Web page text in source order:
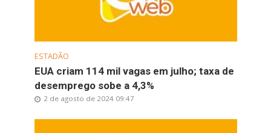
ESTADÃO
EUA criam 114 mil vagas em julho; taxa de
desemprego sobe a 4,3%
2 de agosto de 2024 09:47